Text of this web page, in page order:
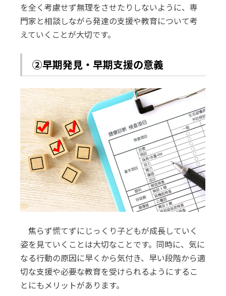
を全く考慮せず無理をさせたりしないように、専
門家と相談しながら発達の支援や教育について考
えていくことが大切です。
②早期発見・早期支援の意義
焦らず慌てずにじっくり子どもが成長していく
姿を見ていくことは大切なことです。同時に、気に
なる行動の原因に早くから気付き、早い段階から適
切な支援や必要な教育を受けられるようにするこ
とにもメリットがあります。